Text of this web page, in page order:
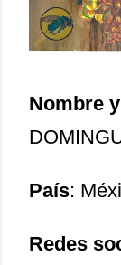
Nombre
País:
Redes